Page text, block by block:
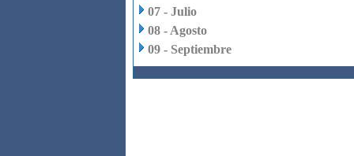
07 - Julio
08 - Agosto
09 - Septiembre